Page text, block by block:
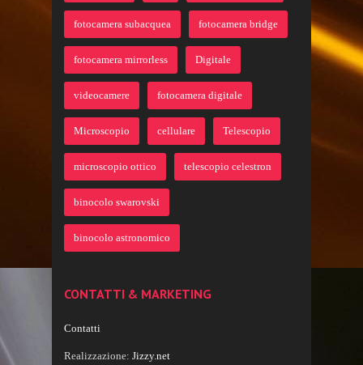
fotocamera subacquea fotocamera bridge
fotocamera mirrorless Digitale
videocamere fotocamera digitale
Microscopio cellulare Telescopio
microscopio ottico telescopio celestron
binocolo swarovski
binocolo astronomico
CONTATTI & MARKETING
Contatti
Realizzazione: Jizzy.net